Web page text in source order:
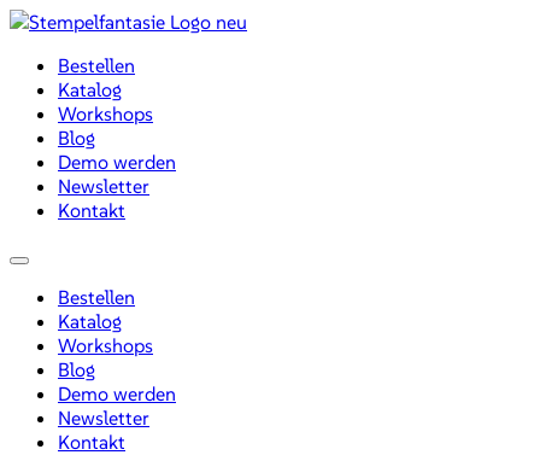
Zum
wechselnBestellen
Katalog
Workshops
Blog
Demo werden
Newsletter
Kontakt
Menü
Bestellen
Katalog
Workshops
Blog
Demo werden
Newsletter
Kontakt